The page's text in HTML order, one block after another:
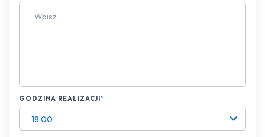
GODZINA REALIZACJI *
18:00